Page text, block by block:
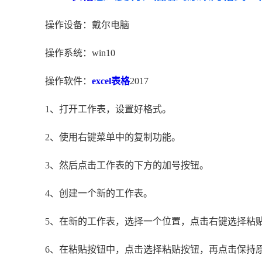
操作设备：戴尔电脑
操作系统：win10
操作软件： excel表格2017
1、打开工作表，设置好格式。
2、使用右键菜单中的复制功能。
3、然后点击工作表的下方的加号按钮。
4、创建一个新的工作表。
5、在新的工作表，选择一个位置，点击右键选择粘
6、在粘贴按钮中，点击选择粘贴按钮，再点击保持